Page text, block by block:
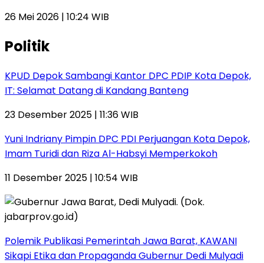
26 Mei 2026 | 10:24 WIB
Politik
KPUD Depok Sambangi Kantor DPC PDIP Kota Depok,
IT: Selamat Datang di Kandang Banteng
23 Desember 2025 | 11:36 WIB
Yuni Indriany Pimpin DPC PDI Perjuangan Kota Depok,
Imam Turidi dan Riza Al-Habsyi Memperkokoh
11 Desember 2025 | 10:54 WIB
Polemik Publikasi Pemerintah Jawa Barat, KAWANI
Sikapi Etika dan Propaganda Gubernur Dedi Mulyadi